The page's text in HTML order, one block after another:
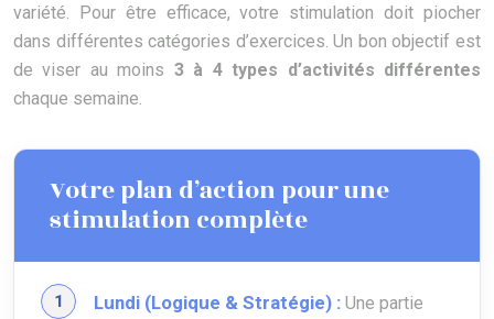
variété. Pour être efficace, votre stimulation doit piocher
dans différentes catégories d’exercices. Un bon objectif est
de viser au moins 3 à 4 types d’activités différentes
chaque semaine.
Votre plan d’action pour une
stimulation complète
Lundi (Logique & Stratégie) : Une partie